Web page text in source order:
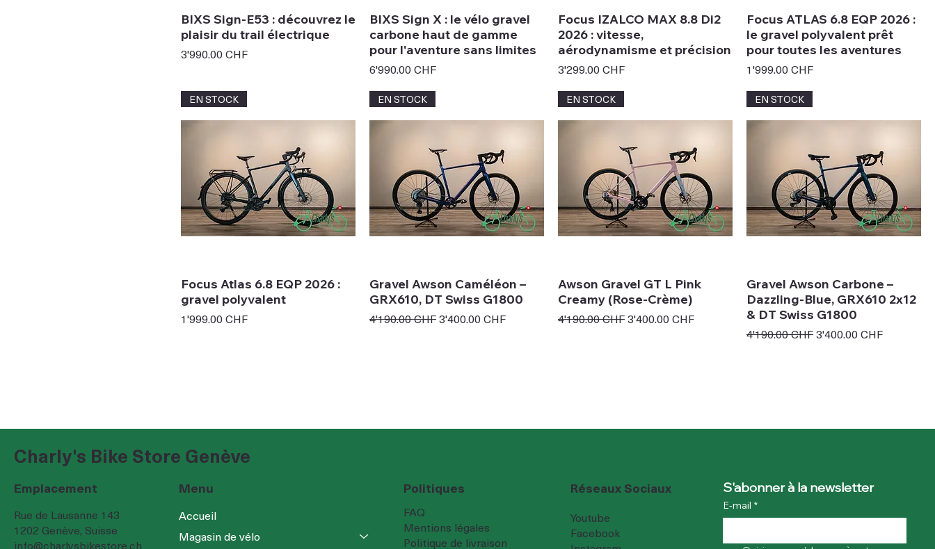
BIXS Sign-E53 : découvrez le
plaisir du trail électrique
Prix
3'990.00 CHF
BIXS Sign X : le vélo gravel
carbone haut de gamme
pour l'aventure sans limites
Prix
6'990.00 CHF
Focus IZALCO MAX 8.8 Di2
2026 : vitesse,
aérodynamisme et précision
Prix
3'299.00 CHF
Focus ATLAS 6.8 EQP 2026 :
le gravel polyvalent prêt
pour toutes les aventures
Prix
1'999.00 CHF
EN STOCK
Focus Atlas 6.8 EQP 2026 :
gravel polyvalent
Prix
1'999.00 CHF
EN STOCK
Gravel Awson Caméléon –
GRX610, DT Swiss G1800
Prix original
4'190.00 CHFPrix promotionnel
3'400.00 CHF
EN STOCK
Awson Gravel GT L Pink
Creamy (Rose-Crème)
Prix original
4'190.00 CHFPrix promotionnel
3'400.00 CHF
EN STOCK
Gravel Awson Carbone –
Dazzling-Blue, GRX610 2x12
& DT Swiss G1800
Prix original
4'190.00 CHFPrix promotionnel
3'400.00 CHF
Charly's Bike Store Genève
Emplacement
Rue de Lausanne 143
1202 Genève, Suisse
info@charlysbikestore.ch
Menu
Accueil
Magasin de vélo
Politiques
FAQ
Mentions légales
Politique de livraison
Youtube
Facebook
Réseaux Sociaux
S'abonner à la newsletter
E-mail *